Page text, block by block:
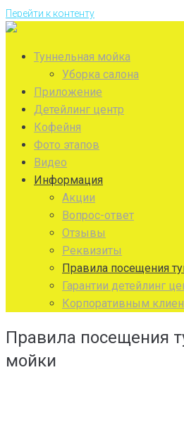
Перейти к контенту
Туннельная мойка
Уборка салона
Приложение
Детейлинг центр
Кофейня
Фото этапов
Видео
Информация
Акции
Вопрос-ответ
Отзывы
Реквизиты
Правила посещения
Гарантии детейлинг
Корпоративным
Правила посещения
мойки